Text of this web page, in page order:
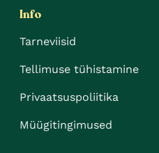
Info
Tarneviisid
Tellimuse tühistamine
Privaatsuspoliitika
Müügitingimused